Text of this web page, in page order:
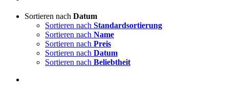
Sortieren nach Datum
Sortieren nach Standardsortierung
Sortieren nach Name
Sortieren nach Preis
Sortieren nach Datum
Sortieren nach Beliebtheit